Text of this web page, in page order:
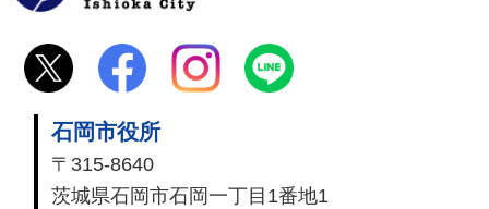
石岡市役所
〒315-8640
茨城県石岡市石岡一丁目1番地1